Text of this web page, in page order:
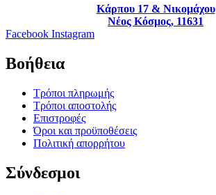
Κάρπου 17 & Νικομάχου
Νέος Κόσμος, 11631
Facebook Instagram
Βοήθεια
Τρόποι πληρωμής
Τρόποι αποστολής
Επιστροφές
Όροι και προϋποθέσεις
Πολιτική απορρήτου
Σύνδεσμοι